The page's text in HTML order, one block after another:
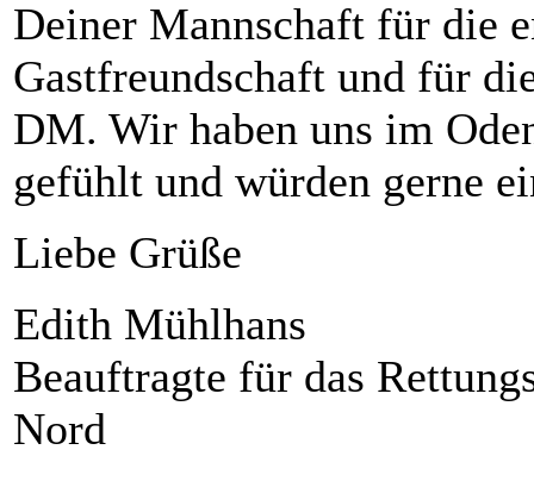
Deiner Mannschaft für die
Gastfreundschaft und für
DM. Wir haben uns im
gefühlt und würden gerne
Liebe Grüße
Edith Mühlhans
Beauftragte für das
Nord